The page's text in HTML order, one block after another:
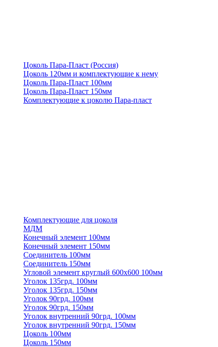
Цоколь Пара-Пласт (Россия)
Цоколь 120мм и комплектующие к нему
Цоколь Пара-Пласт 100мм
Цоколь Пара-Пласт 150мм
Комплектующие к цоколю Пара-пласт
Комплектующие для цоколя
МДМ
Конечный элемент 100мм
Конечный элемент 150мм
Соединитель 100мм
Соединитель 150мм
Угловой элемент круглый 600х600 100мм
Уголок 135грд. 100мм
Уголок 135грд. 150мм
Уголок 90грд. 100мм
Уголок 90грд. 150мм
Уголок внутренний 90грд. 100мм
Уголок внутренний 90грд. 150мм
Цоколь 100мм
Цоколь 150мм